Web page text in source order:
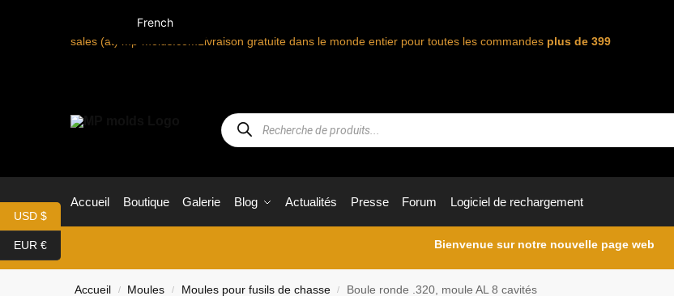
sales (at) mp-molds.com Livraison gratuite dans le monde entier pour toutes les commandes plus de 399
Accueil Boutique Galerie Blog Actualités Presse Forum Logiciel de rechargement
Bienvenue sur notre nouvelle page web
Accueil / Moules / Moules pour fusils de chasse / Boule ronde .320, moule AL 8 cavités
USD $
EUR €
French